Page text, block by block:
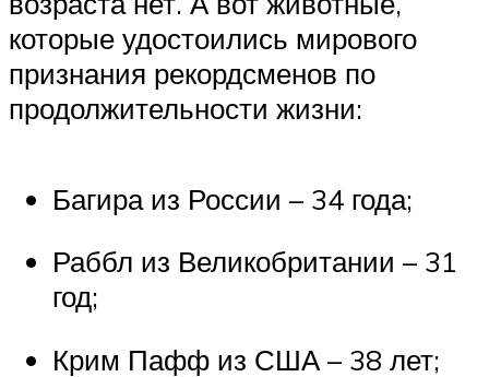
которые удостоились мирового
признания рекордсменов по
продолжительности жизни:
Багира из России – 34 года;
Раббл из Великобритании – 31
год;
Крим Пафф из США – 38 лет;